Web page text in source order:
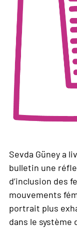
Sevda Güney a
bulletin une
d’inclusion des
mouvements
portrait plus
dans le système